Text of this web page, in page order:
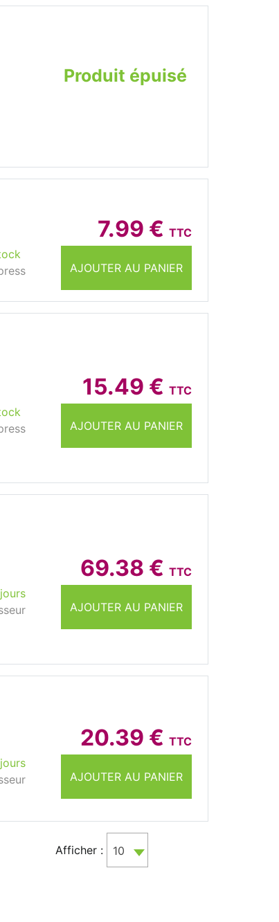
Produit épuisé
7.99 € TTC
AJOUTER AU PANIER
15.49 € TTC
AJOUTER AU PANIER
69.38 € TTC
AJOUTER AU PANIER
20.39 € TTC
AJOUTER AU PANIER
Afficher : 10